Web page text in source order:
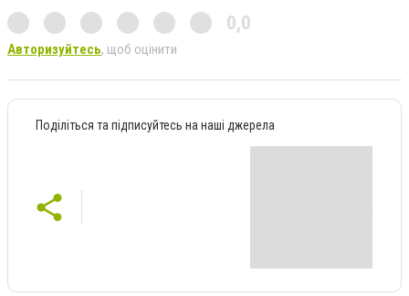
0,0
Авторизуйтесь, щоб оцінити
Поділіться та підписуйтесь на наші джерела